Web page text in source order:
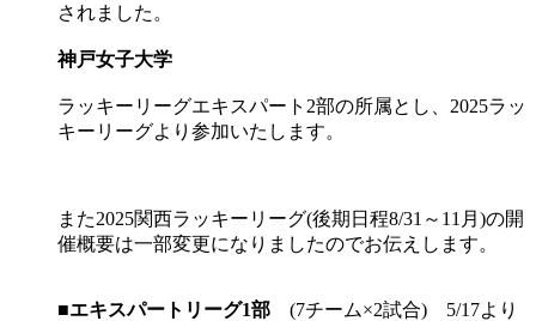
されました。
神戸女子大学
ラッキーリーグエキスパート2部の所属とし、2025ラッ
キーリーグより参加いたします。
また2025関西ラッキーリーグ(後期日程8/31～11月)の開
催概要は一部変更になりましたのでお伝えします。
■エキスパートリーグ1部 (7チーム×2試合) 5/17より